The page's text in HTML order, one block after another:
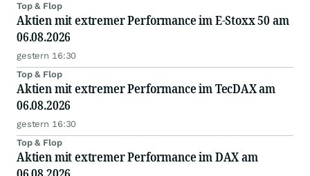
Top & Flop
Aktien mit extremer Performance im E-Stoxx 50 am
06.08.2026
gestern 16:30
Top & Flop
Aktien mit extremer Performance im TecDAX am
06.08.2026
gestern 16:30
Top & Flop
Aktien mit extremer Performance im DAX am